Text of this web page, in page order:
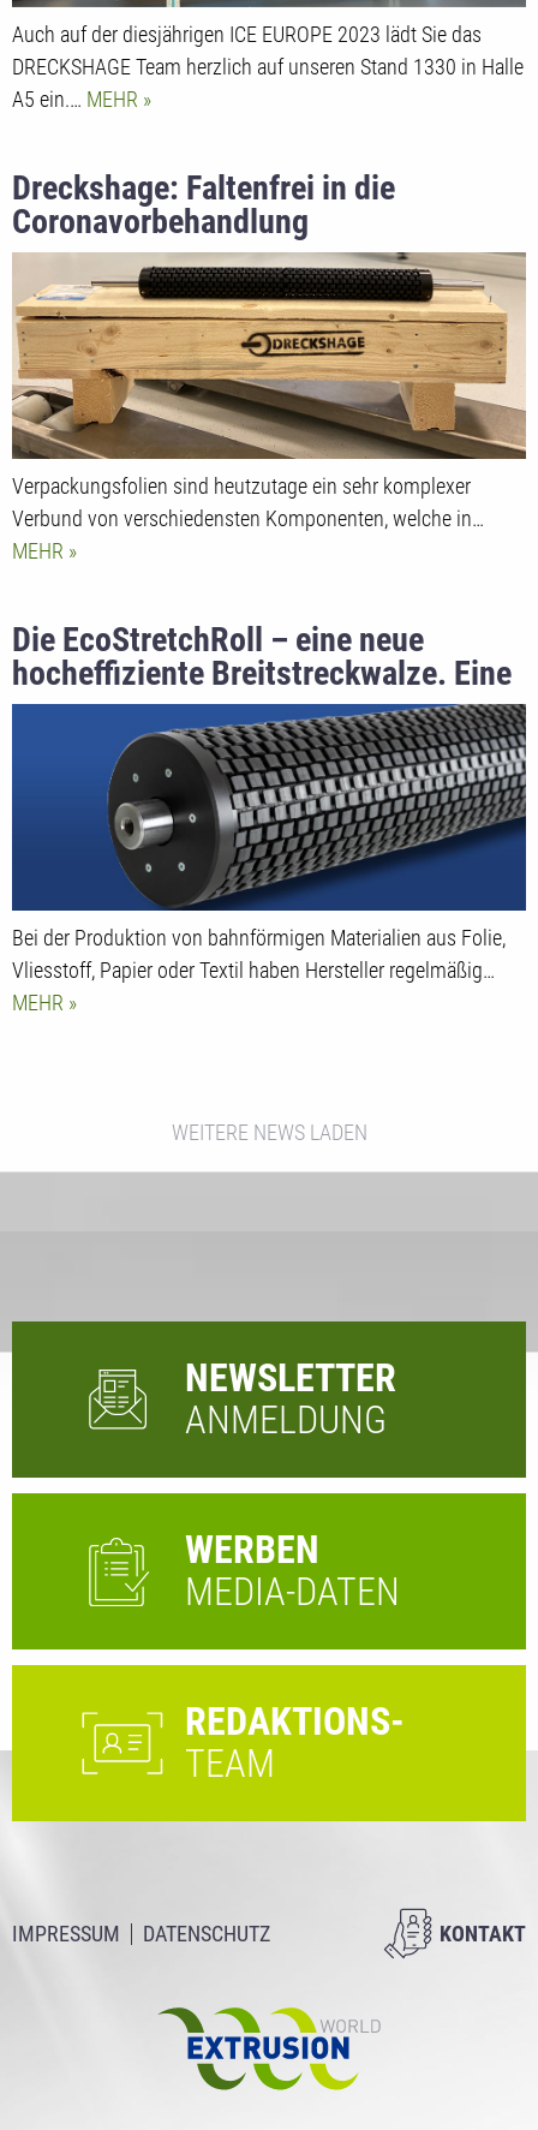
Auch auf der diesjährigen ICE EUROPE 2023 lädt Sie das
DRECKSHAGE Team herzlich auf unseren Stand 1330 in Halle
A5 ein.… MEHR
Dreckshage: Faltenfrei in die
Coronavorbehandlung
Verpackungsfolien sind heutzutage ein sehr komplexer
Verbund von verschiedensten Komponenten, welche in…
MEHR
Die EcoStretchRoll – eine neue
hocheffiziente Breitstreckwalze. Eine
neue was?
Bei der Produktion von bahnförmigen Materialien aus Folie,
Vliesstoff, Papier oder Textil haben Hersteller regelmäßig…
MEHR
WEITERE NEWS LADEN
NEWSLETTER
ANMELDUNG
WERBEN
MEDIA-DATEN
REDAKTIONS-
TEAM
IMPRESSUM DATENSCHUTZ KONTAKT